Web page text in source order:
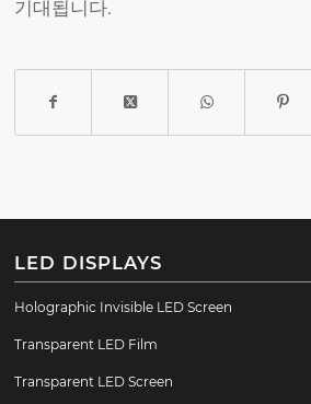
기대됩니다.
LED DISPLAYS
Holographic Invisible LED Screen
Transparent LED Film
Transparent LED Screen